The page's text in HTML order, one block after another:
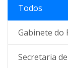
Todos
Gabinete do
Secretaria